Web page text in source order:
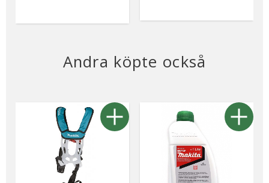
Andra köpte också